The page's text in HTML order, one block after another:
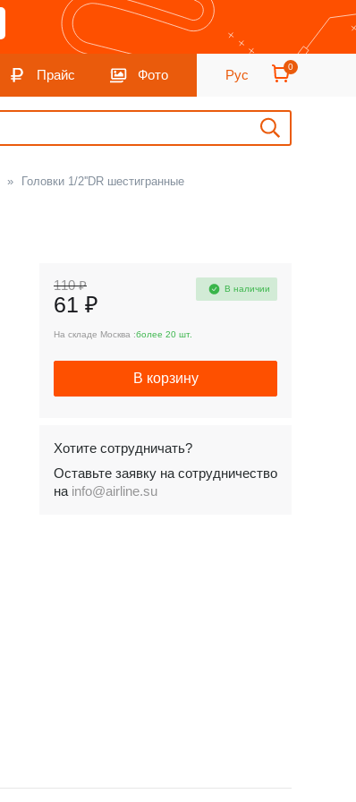
Прайс Фото Рус
0
» Головки 1/2''DR шестигранные
110 ₽
61 ₽
В наличии
На складе Москва :более 20 шт.
В корзину
Хотите сотрудничать?
Оставьте заявку на сотрудничество
на info@airline.su